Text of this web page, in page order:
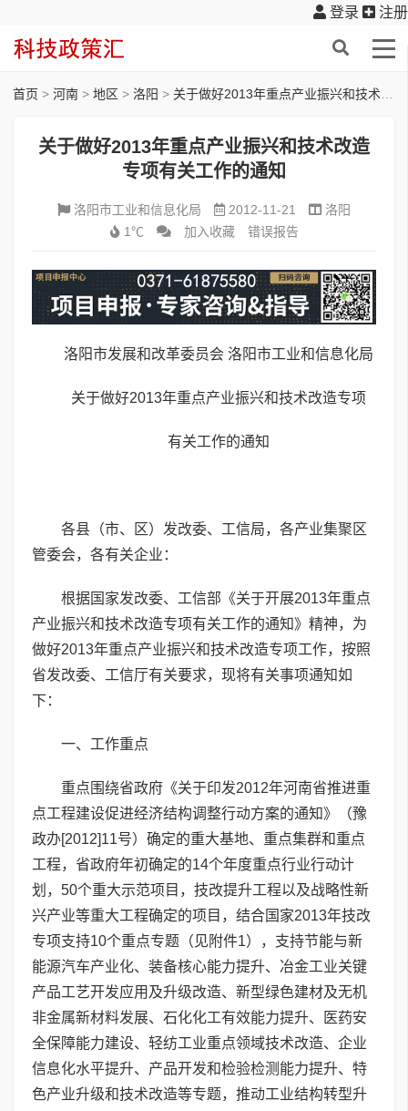
登录 注册
首页 > 河南 > 地区 > 洛阳 > 关于做好2013年重点产业振兴和技术改造专项有关工作的通知
关于做好2013年重点产业振兴和技术改造
专项有关工作的通知
洛阳市工业和信息化局 2012-11-21
洛阳
1℃
加入收藏 错误报告
洛阳市发展和改革委员会 洛阳市工业和信息化局
关于做好2013年重点产业振兴和技术改造专项
有关工作的通知
各县（市、区）发改委、工信局，各产业集聚区
管委会，各有关企业：
根据国家发改委、工信部《关于开展2013年重点
产业振兴和技术改造专项有关工作的通知》精神，为
做好2013年重点产业振兴和技术改造专项工作，按照
省发改委、工信厅有关要求，现将有关事项通知如
下：
一、工作重点
重点围绕省政府《关于印发2012年河南省推进重
点工程建设促进经济结构调整行动方案的通知》（豫
政办[2012]11号）确定的重大基地、重点集群和重点
工程，省政府年初确定的14个年度重点行业行动计
划，50个重大示范项目，技改提升工程以及战略性新
兴产业等重大工程确定的项目，结合国家2013年技改
专项支持10个重点专题（见附件1），支持节能与新
能源汽车产业化、装备核心能力提升、冶金工业关键
产品工艺开发应用及升级改造、新型绿色建材及无机
非金属新材料发展、石化化工有效能力提升、医药安
全保障能力建设、轻纺工业重点领域技术改造、企业
信息化水平提升、产品开发和检验检测能力提升、特
色产业升级和技术改造等专题，推动工业结构转型升